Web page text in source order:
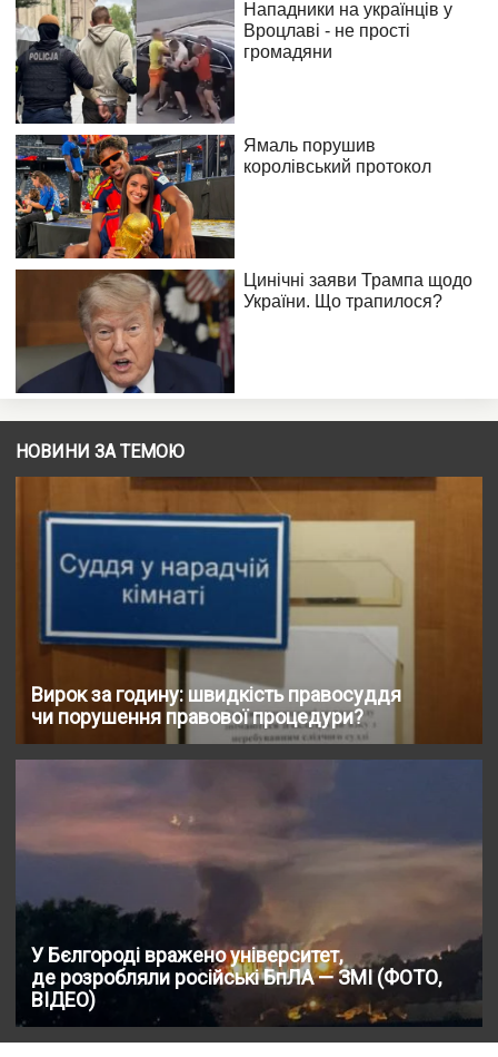
НОВИНИ ЗА ТЕМОЮ
Вирок за годину: швидкість правосуддя
чи порушення правової процедури?
У Бєлгороді вражено університет,
де розробляли російські БпЛА — ЗМІ (ФОТО,
ВІДЕО)